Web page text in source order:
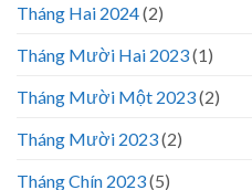
Tháng Hai 2024(2)
Tháng Mười Hai 2023(1)
Tháng Mười Một 2023(2)
Tháng Mười 2023(2)
Tháng Chín 2023(5)